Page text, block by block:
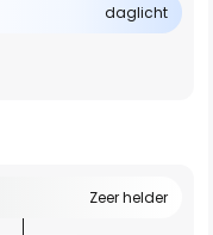
daglicht
Zeer helder